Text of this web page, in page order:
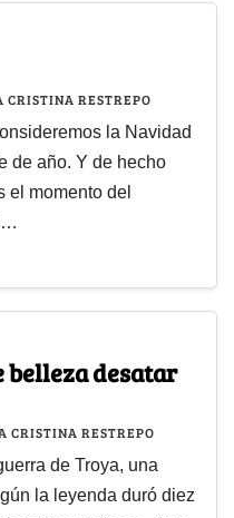
CRISTINA RESTREPO
la Navidad
de año. Y de hecho
el momento del
belleza desatar
CRISTINA RESTREPO
de Troya, una
la leyenda duró diez